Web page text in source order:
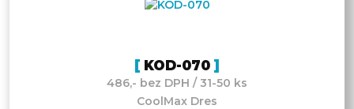
KOD-070
486,- bez DPH / 31-50 ks
CoolMax Dres